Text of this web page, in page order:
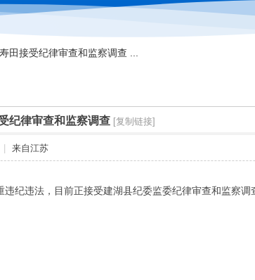
田接受纪律审查和监察调查 ...
纪律审查和监察调查 [复制链接]
来自江苏
纪违法，目前正接受建湖县纪委监委纪律审查和监察调